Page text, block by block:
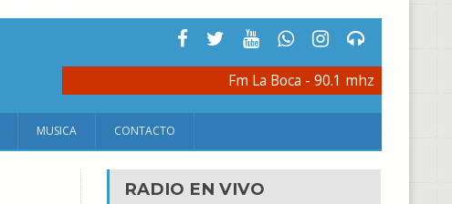
Fm La Boca - 90.1 mhz
MUSICA CONTACTO
RADIO EN VIVO